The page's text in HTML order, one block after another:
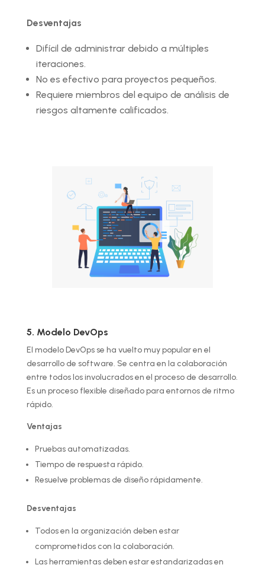
Desventajas
Difícil de administrar debido a múltiples
iteraciones.
No es efectivo para proyectos pequeños.
Requiere miembros del equipo de análisis de
riesgos altamente calificados.
5. Modelo DevOps
El modelo DevOps se ha vuelto muy popular en el
desarrollo de software. Se centra en la colaboración
entre todos los involucrados en el proceso de desarrollo.
Es un proceso flexible diseñado para entornos de ritmo
rápido.
Ventajas
Pruebas automatizadas.
Tiempo de respuesta rápido.
Resuelve problemas de diseño rápidamente.
Desventajas
Todos en la organización deben estar
comprometidos con la colaboración.
Las herramientas deben estar estandarizadas en